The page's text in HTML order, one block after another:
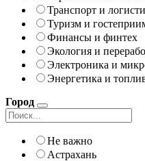
Транспорт и
Туризм и
Финансы и финтех
Экология и
Электроника и
Энергетика и
Город
Не важно
Астрахань